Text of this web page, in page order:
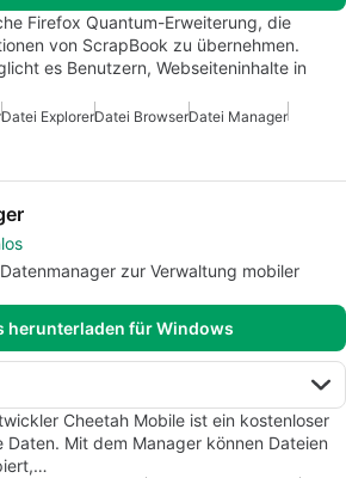
Firefox Quantum-Erweiterung, die
von ScrapBook zu übernehmen.
es Benutzern, Webseiteninhalte in
Datei ExplorerDatei BrowserDatei Manager
zur Verwaltung mobiler
herunterladen für Windows
Cheetah Mobile ist ein kostenloser
Daten. Mit dem Manager können Dateien